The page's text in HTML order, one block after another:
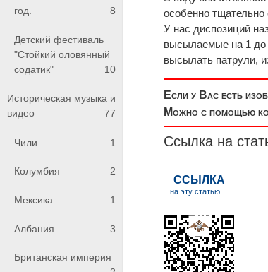
год.
8
Детский фестиваль
"Стойкий оловянный
содатик"
10
Историческая музыка и
видео
77
Чили 1
Колумбия 2
Мексика 1
Албания 3
Британская империя
особенно тщательно
У нас диспозиций
высылаемые на 1 до
высылать патрули,
Если у Вас есть
Можно с помощью
Ссылка на